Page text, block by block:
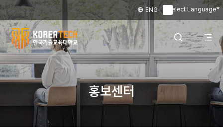
Select Language
ENG
한
국
교
전
홍보센터